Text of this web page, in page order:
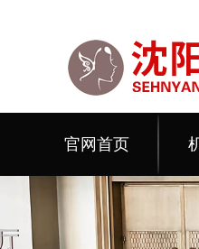
官网首页